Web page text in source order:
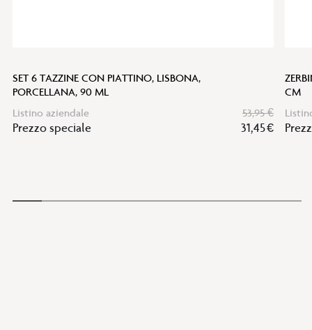
SET 6 TAZZINE CON PIATTINO, LISBONA,
PORCELLANA, 90 ML
Listino aziendale
53,95 €
Prezzo speciale 31,45 €
CM